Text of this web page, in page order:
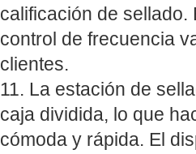
calificación de sellado.
control de frecuencia
clientes.
11. La estación de
caja dividida, lo que
cómoda y rápida. El